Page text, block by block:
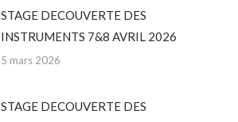
STAGE DECOUVERTE DES
INSTRUMENTS 7&8 AVRIL 2026
5 mars 2026
STAGE DECOUVERTE DES